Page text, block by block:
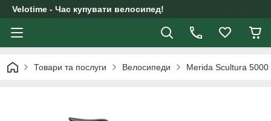
Velotime - Час купувати велосипед!
Товари та послуги Велосипеди Merida Scultura